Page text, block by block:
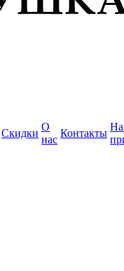
Скидки
О
нас
Контакты